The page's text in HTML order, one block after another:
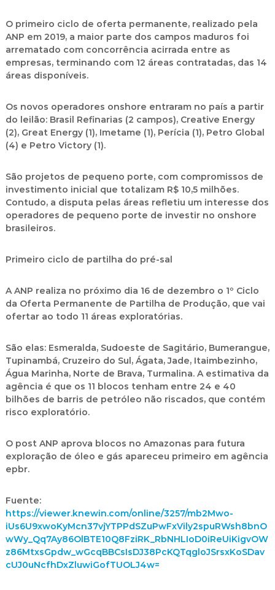
O primeiro ciclo de oferta permanente, realizado pela
ANP em 2019, a maior parte dos campos maduros foi
arrematado com concorrência acirrada entre as
empresas, terminando com 12 áreas contratadas, das 14
áreas disponíveis.
Os novos operadores onshore entraram no país a partir
do leilão: Brasil Refinarias (2 campos), Creative Energy
(2), Great Energy (1), Imetame (1), Perícia (1), Petro Global
(4) e Petro Victory (1).
São projetos de pequeno porte, com compromissos de
investimento inicial que totalizam R$ 10,5 milhões.
Contudo, a disputa pelas áreas refletiu um interesse dos
operadores de pequeno porte de investir no onshore
brasileiros.
Primeiro ciclo de partilha do pré-sal
A ANP realiza no próximo dia 16 de dezembro o 1º Ciclo
da Oferta Permanente de Partilha de Produção, que vai
ofertar ao todo 11 áreas exploratórias.
São elas: Esmeralda, Sudoeste de Sagitário, Bumerangue,
Tupinambá, Cruzeiro do Sul, Ágata, Jade, Itaimbezinho,
Água Marinha, Norte de Brava, Turmalina. A estimativa da
agência é que os 11 blocos tenham entre 24 e 40
bilhões de barris de petróleo não riscados, que contém
risco exploratório.
O post ANP aprova blocos no Amazonas para futura
exploração de óleo e gás apareceu primeiro em agência
epbr.
Fuente:
https://viewer.knewin.com/online/3257/mb2Mwo-
iUs6U9xwoKyMcn37vjYTPPdSZuPwFxVily2spuRWsh8bnO
wWy_Qq7Ay86OlBTE10Q8FziRK_RbNHLIoD0iReUiKigvOW
z86MtxsGpdw_wGcqBBCsIsDJ38PcKQTqgloJSrsxKoSDav
cUJ0uNcfhDxZluwiGofTUOLJ4w=